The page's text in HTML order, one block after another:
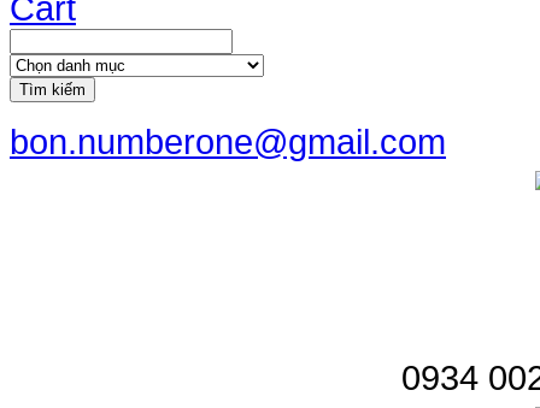
Tìm kiếm
bon.numberone@gmail.com
0934